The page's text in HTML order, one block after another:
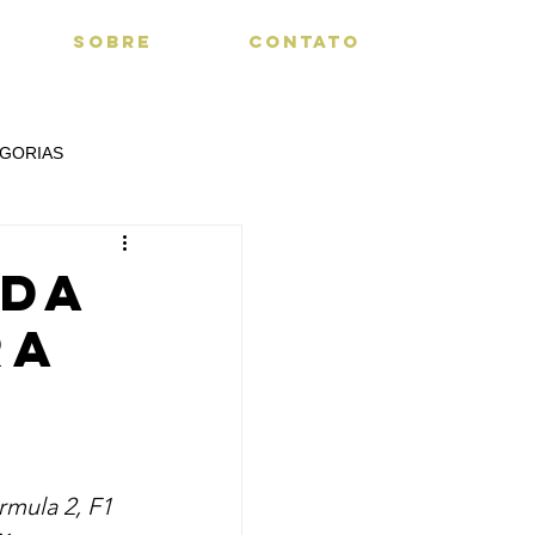
SOBRE CONTATO
2, F1